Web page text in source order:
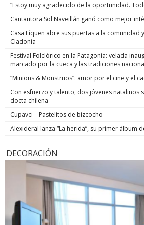
“Estoy muy agradecido de la oportunidad.
Cantautora Sol Naveillán ganó como mejor
Casa Líquen abre sus puertas a la comunidad
Cladonia
Festival Folclórico en la Patagonia: velada
marcado por la cueca y las tradiciones
“Minions & Monstruos”: amor por el cine y el
Con esfuerzo y talento, dos jóvenes natalinos
docta chilena
Cupavci – Pastelitos de bizcocho
Alexideral lanza “La herida”, su primer álbum
DECORACIÓN